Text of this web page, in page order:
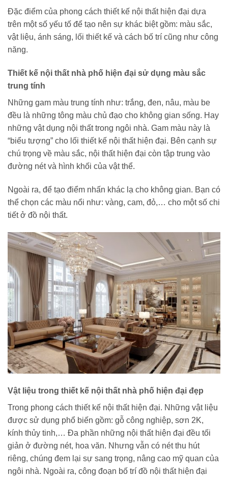
Đặc điểm của phong cách thiết kế nội thất hiện đại dựa
trên một số yếu tố để tạo nên sự khác biệt gồm: màu sắc,
vật liệu, ánh sáng, lối thiết kế và cách bố trí cũng như công
năng.
Thiết kế nội thất nhà phố hiện đại sử dụng màu sắc
trung tính
Những gam màu trung tính như: trắng, đen, nâu, màu be
đều là những tông màu chủ đạo cho không gian sống. Hay
những vật dụng nội thất trong ngôi nhà. Gam màu này là
“biểu tượng” cho lối thiết kế nội thất hiện đại. Bên cạnh sự
chú trọng về màu sắc, nội thất hiện đại còn tập trung vào
đường nét và hình khối của vật thể.
Ngoài ra, để tạo điểm nhấn khác lạ cho không gian. Bạn có
thể chọn các màu nổi như: vàng, cam, đỏ,… cho một số chi
tiết ở đồ nội thất.
Vật liệu trong thiết kế nội thất nhà phố hiện đại đẹp
Trong phong cách thiết kế nội thất hiện đại. Những vật liệu
được sử dụng phổ biến gồm: gỗ công nghiệp, sơn 2K,
kính thủy tinh,… Đa phần những nội thất hiện đại đều tối
giản ở đường nét, hoa văn. Nhưng vẫn có nét thu hút
riêng, chúng đem lại sự sang trọng, nâng cao mỹ quan của
ngôi nhà. Ngoài ra, công đoạn bố trí đồ nội thất hiện đại